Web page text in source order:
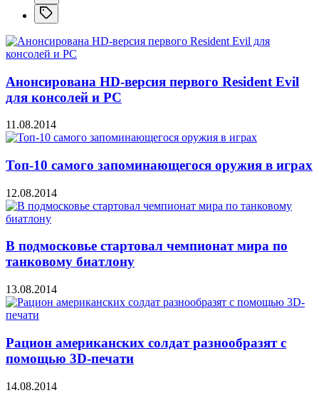
Анонсирована HD-версия первого Resident Evil
для консолей и PC
11.08.2014
Топ-10 самого запоминающегося оружия в играх
12.08.2014
В подмосковье стартовал чемпионат мира по
танковому биатлону
13.08.2014
Рацион американских солдат разнообразят с
помощью 3D-печати
14.08.2014